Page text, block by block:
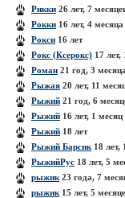
Рикки 26 лет, 7
Рокки 16 лет, 4 месяца
Рокси 16 лет
Рокс (Ксерокс) 17 лет,
Роман 21 год, 3 месяца
Рыжая 20 лет, 11
Рыжий 21 год, 6
Рыжий 16 лет, 1 месяц
Рыжий 18 лет
Рыжий Барсик 18 лет,
РыжийРус 18 лет, 5
рыжик 23 года, 7
рыжик 15 лет, 5